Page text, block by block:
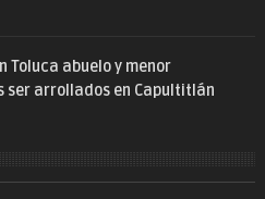
Toluca abuelo y menor
ser arrollados en Capultitlán